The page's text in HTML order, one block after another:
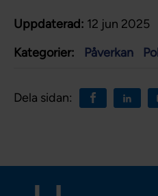
Uppdaterad: 12 jun 2025
Kategorier:
Påverkan
Dela sidan: